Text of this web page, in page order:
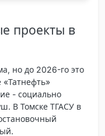
проекты в
но до 2026-го это
«Татнефть»
- социально
В Томске ТГАСУ в